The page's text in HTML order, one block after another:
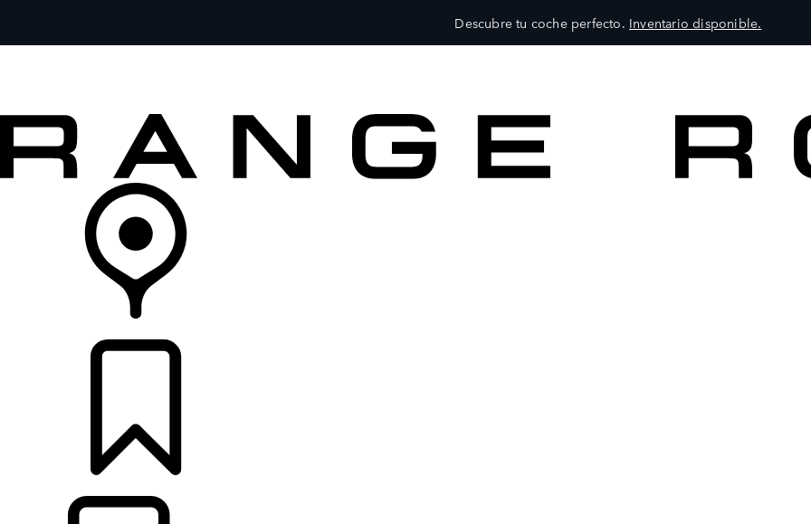
Descubre tu coche perfecto. Inventario disponible.